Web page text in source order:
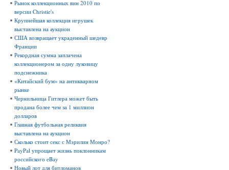
Рынок коллекционных вин 2010 по
версии Christie's
Крупнейшая коллекция игрушек
выставлена на аукцион
США возвращает украденный шедевр
Франции
Рекордная сумма заплачена
коллекционером за одну луковицу
подснежника
«Китайский бум» на антикварном
рынке
Чернильница Гитлера может быть
продана более чем за 1 миллион
долларов
Главная футбольная реликвия
выставлена на аукцион
Сколько стоит секс с Мэрилин Монро?
PayPal упрощает жизнь поклонникам
российского eBay
Новый лот для битломанов